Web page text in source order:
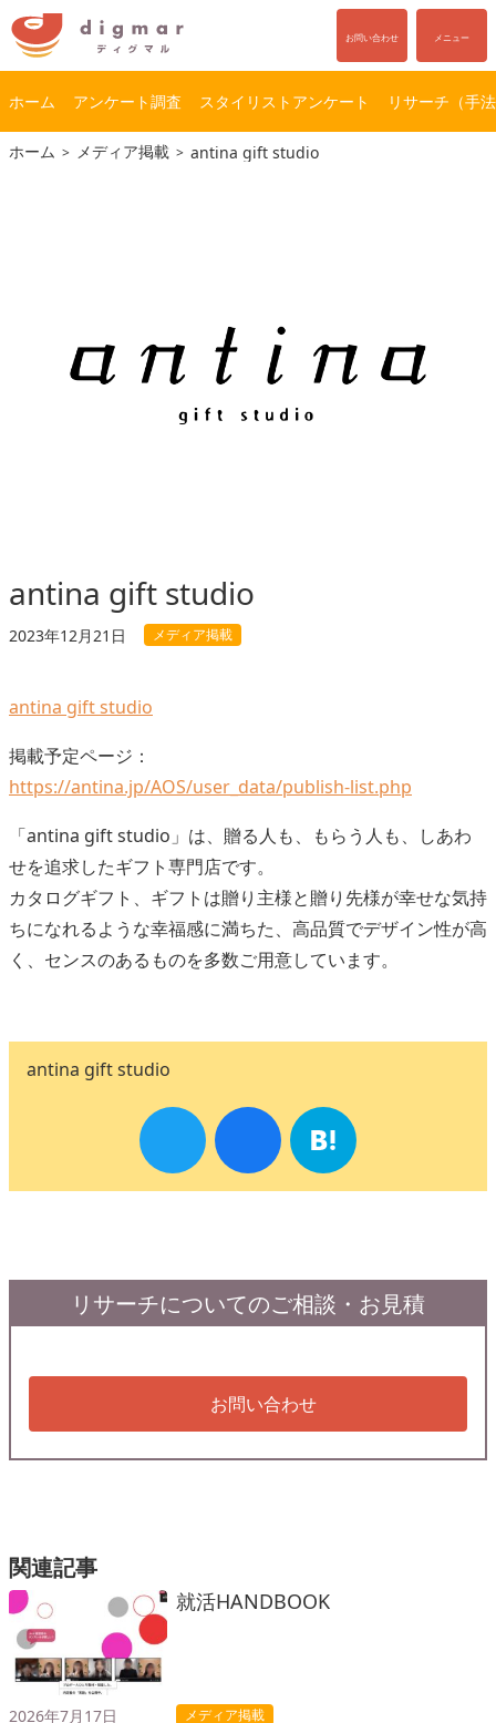
コ
ン
ナ
ビ
お問い合わせ メニュー
ホーム アンケート調査 スタイリストアンケート リサーチ（手
ホーム メディア掲載 antina gift studio
antina gift studio
2023年12月21日 メディア掲載
antina gift studio
掲載予定ページ：
https://antina.jp/AOS/user_data/publish-list.php
「antina gift studio」は、贈る人も、もらう人も、しあわ
せを追求したギフト専門店です。
カタログギフト、ギフトは贈り主様と贈り先様が幸せな気持
ちになれるような幸福感に満ちた、高品質でデザイン性が高
く、センスのあるものを多数ご用意しています。
antina gift studio
リサーチについてのご相談・お見積
お問い合わせ
関連記事
就活HANDBOOK
2026年7月17日 メディア掲載